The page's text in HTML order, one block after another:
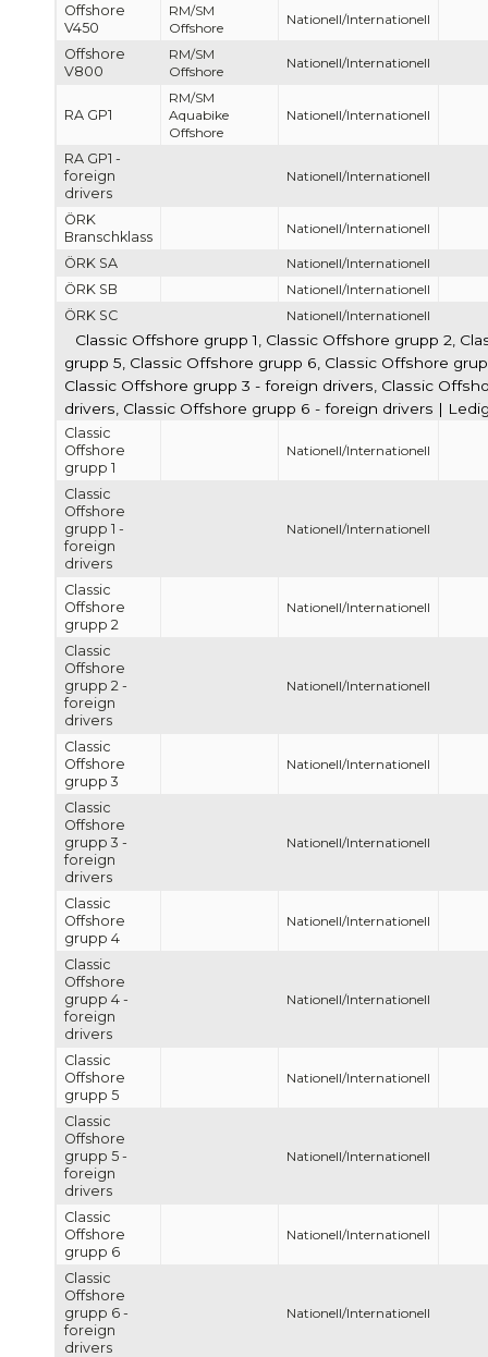
Offshore
V450
RM/SM
Offshore
Nationell/Internationell
Offshore
V800
RM/SM
Offshore
Nationell/Internationell
RA GP1
RM/SM
Aquabike
Offshore
Nationell/Internationell
RA GP1 -
foreign
drivers
Nationell/Internationell
ÖRK
Branschklass
Nationell/Internationell
ÖRK SA
Nationell/Internationell
ÖRK SB
Nationell/Internationell
ÖRK SC
Nationell/Internationell
Classic Offshore grupp 1, Classic Offshore grupp 2,
grupp 5, Classic Offshore grupp 6, Classic Offshore
Classic Offshore grupp 3 - foreign drivers, Classic
drivers, Classic Offshore grupp 6 - foreign drivers |
Classic
Offshore
grupp 1
Nationell/Internationell
Classic
Offshore
grupp 1 -
foreign
drivers
Nationell/Internationell
Classic
Offshore
grupp 2
Nationell/Internationell
Classic
Offshore
grupp 2 -
foreign
drivers
Nationell/Internationell
Classic
Offshore
grupp 3
Nationell/Internationell
Classic
Offshore
grupp 3 -
foreign
drivers
Nationell/Internationell
Classic
Offshore
grupp 4
Nationell/Internationell
Classic
Offshore
grupp 4 -
foreign
drivers
Nationell/Internationell
Classic
Offshore
grupp 5
Nationell/Internationell
Classic
Offshore
grupp 5 -
foreign
drivers
Nationell/Internationell
Classic
Offshore
grupp 6
Nationell/Internationell
Classic
Offshore
grupp 6 -
foreign
drivers
Nationell/Internationell